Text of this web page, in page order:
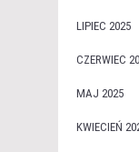
LIPIEC 2025
CZERWIEC
MAJ 2025
KWIECIEŃ